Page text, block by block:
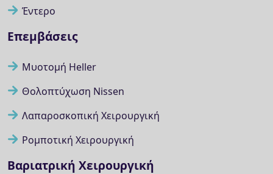
Έντερο
Επεμβάσεις
Μυοτομή Heller
Θολοπτύχωση Nissen
Λαπαροσκοπική Χειρουργική
Ρομποτική Χειρουργική
Βαριατρική Χειρουργική